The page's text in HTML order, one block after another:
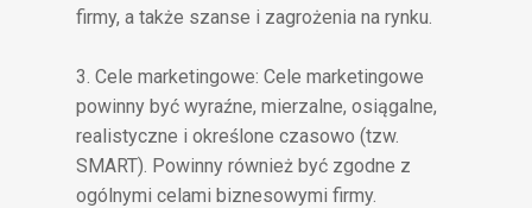
firmy, a także szanse i zagrożenia na rynku.
3. Cele marketingowe: Cele marketingowe
powinny być wyraźne, mierzalne, osiągalne,
realistyczne i określone czasowo (tzw.
SMART). Powinny również być zgodne z
ogólnymi celami biznesowymi firmy.